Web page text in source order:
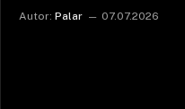
Autor: Palar 07.07.2026